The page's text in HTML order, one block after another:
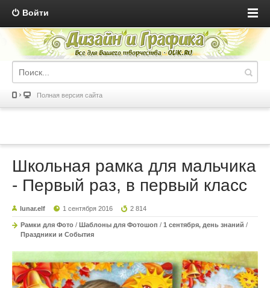
Войти
Полная версия сайта
Школьная рамка для мальчика
- Первый раз, в первый класс
lunar.elf 1 сентября 2016 2 814
Рамки для Фото / Шаблоны для Фотошоп / 1 сентября, день знаний /
Праздники и События